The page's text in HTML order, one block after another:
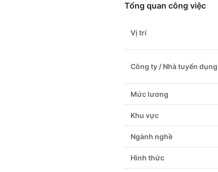
Tổng quan công việc
Vị trí
Công ty / Nhà tuyển dụng
Mức lương
Khu vực
Ngành nghề
Hình thức